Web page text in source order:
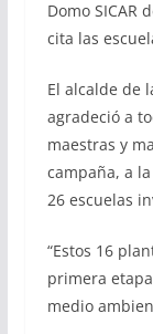
Domo SICAR
cita las
El alcalde de
agradeció a
maestras y
campaña, a
26 escuelas
“Estos 16
primera
medio